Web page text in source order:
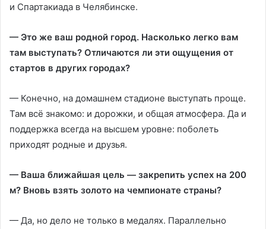
и Спартакиада в Челябинске.
— Это же ваш родной город. Насколько легко вам
там выступать? Отличаются ли эти ощущения от
стартов в других городах?
— Конечно, на домашнем стадионе выступать проще.
Там всё знакомо: и дорожки, и общая атмосфера. Да и
поддержка всегда на высшем уровне: поболеть
приходят родные и друзья.
— Ваша ближайшая цель — закрепить успех на 200
м? Вновь взять золото на чемпионате страны?
— Да, но дело не только в медалях. Параллельно